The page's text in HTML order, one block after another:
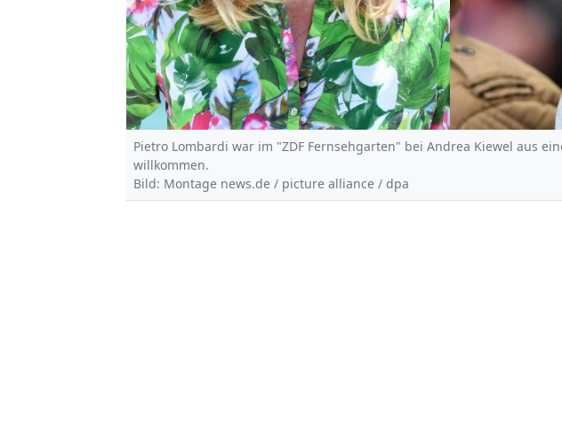
Pietro Lombardi war im "ZDF Fernsehgarten" bei Andrea Kiewel aus
willkommen.
Bild: Montage news.de / picture alliance / dpa